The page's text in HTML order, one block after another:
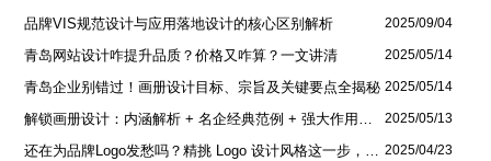
品牌VIS规范设计与应用落地设计的核心区别解析 2025/09/04
青岛网站设计咋提升品质？价格又咋算？一文讲清 2025/05/14
青岛企业别错过！画册设计目标、宗旨及关键要点全揭秘 2025/05/14
解锁画册设计：内涵解析 + 名企经典范例 + 强大作用全揭秘 2025/05/13
还在为品牌Logo发愁吗？精挑 Logo 设计风格这一步，轻松铸就独属于你的品牌魅力 2025/04/23